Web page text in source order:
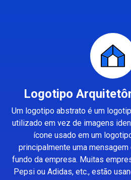
Logotipo
Um logotipo abstrato é um
utilizado em vez de imagens
ícone usado em um
principalmente uma
fundo da empresa. Muitas
Pepsi ou Adidas, etc., estão